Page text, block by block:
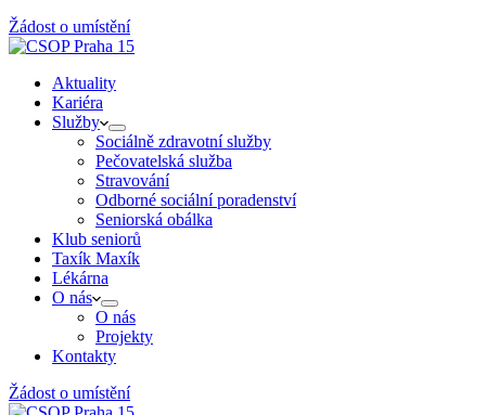
Žádost o umístění
Aktuality
Kariéra
Služby
Sociálně zdravotní služby
Pečovatelská služba
Stravování
Odborné sociální poradenství
Seniorská obálka
Klub seniorů
Taxík Maxík
Lékárna
O nás
O nás
Projekty
Kontakty
Žádost o umístění